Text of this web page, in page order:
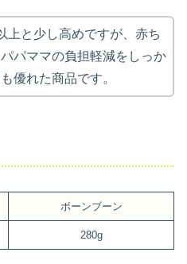
上と少し高めですが、赤ち
パママの負担軽減をしっか
優れた商品です。
ボーンブーン
280g